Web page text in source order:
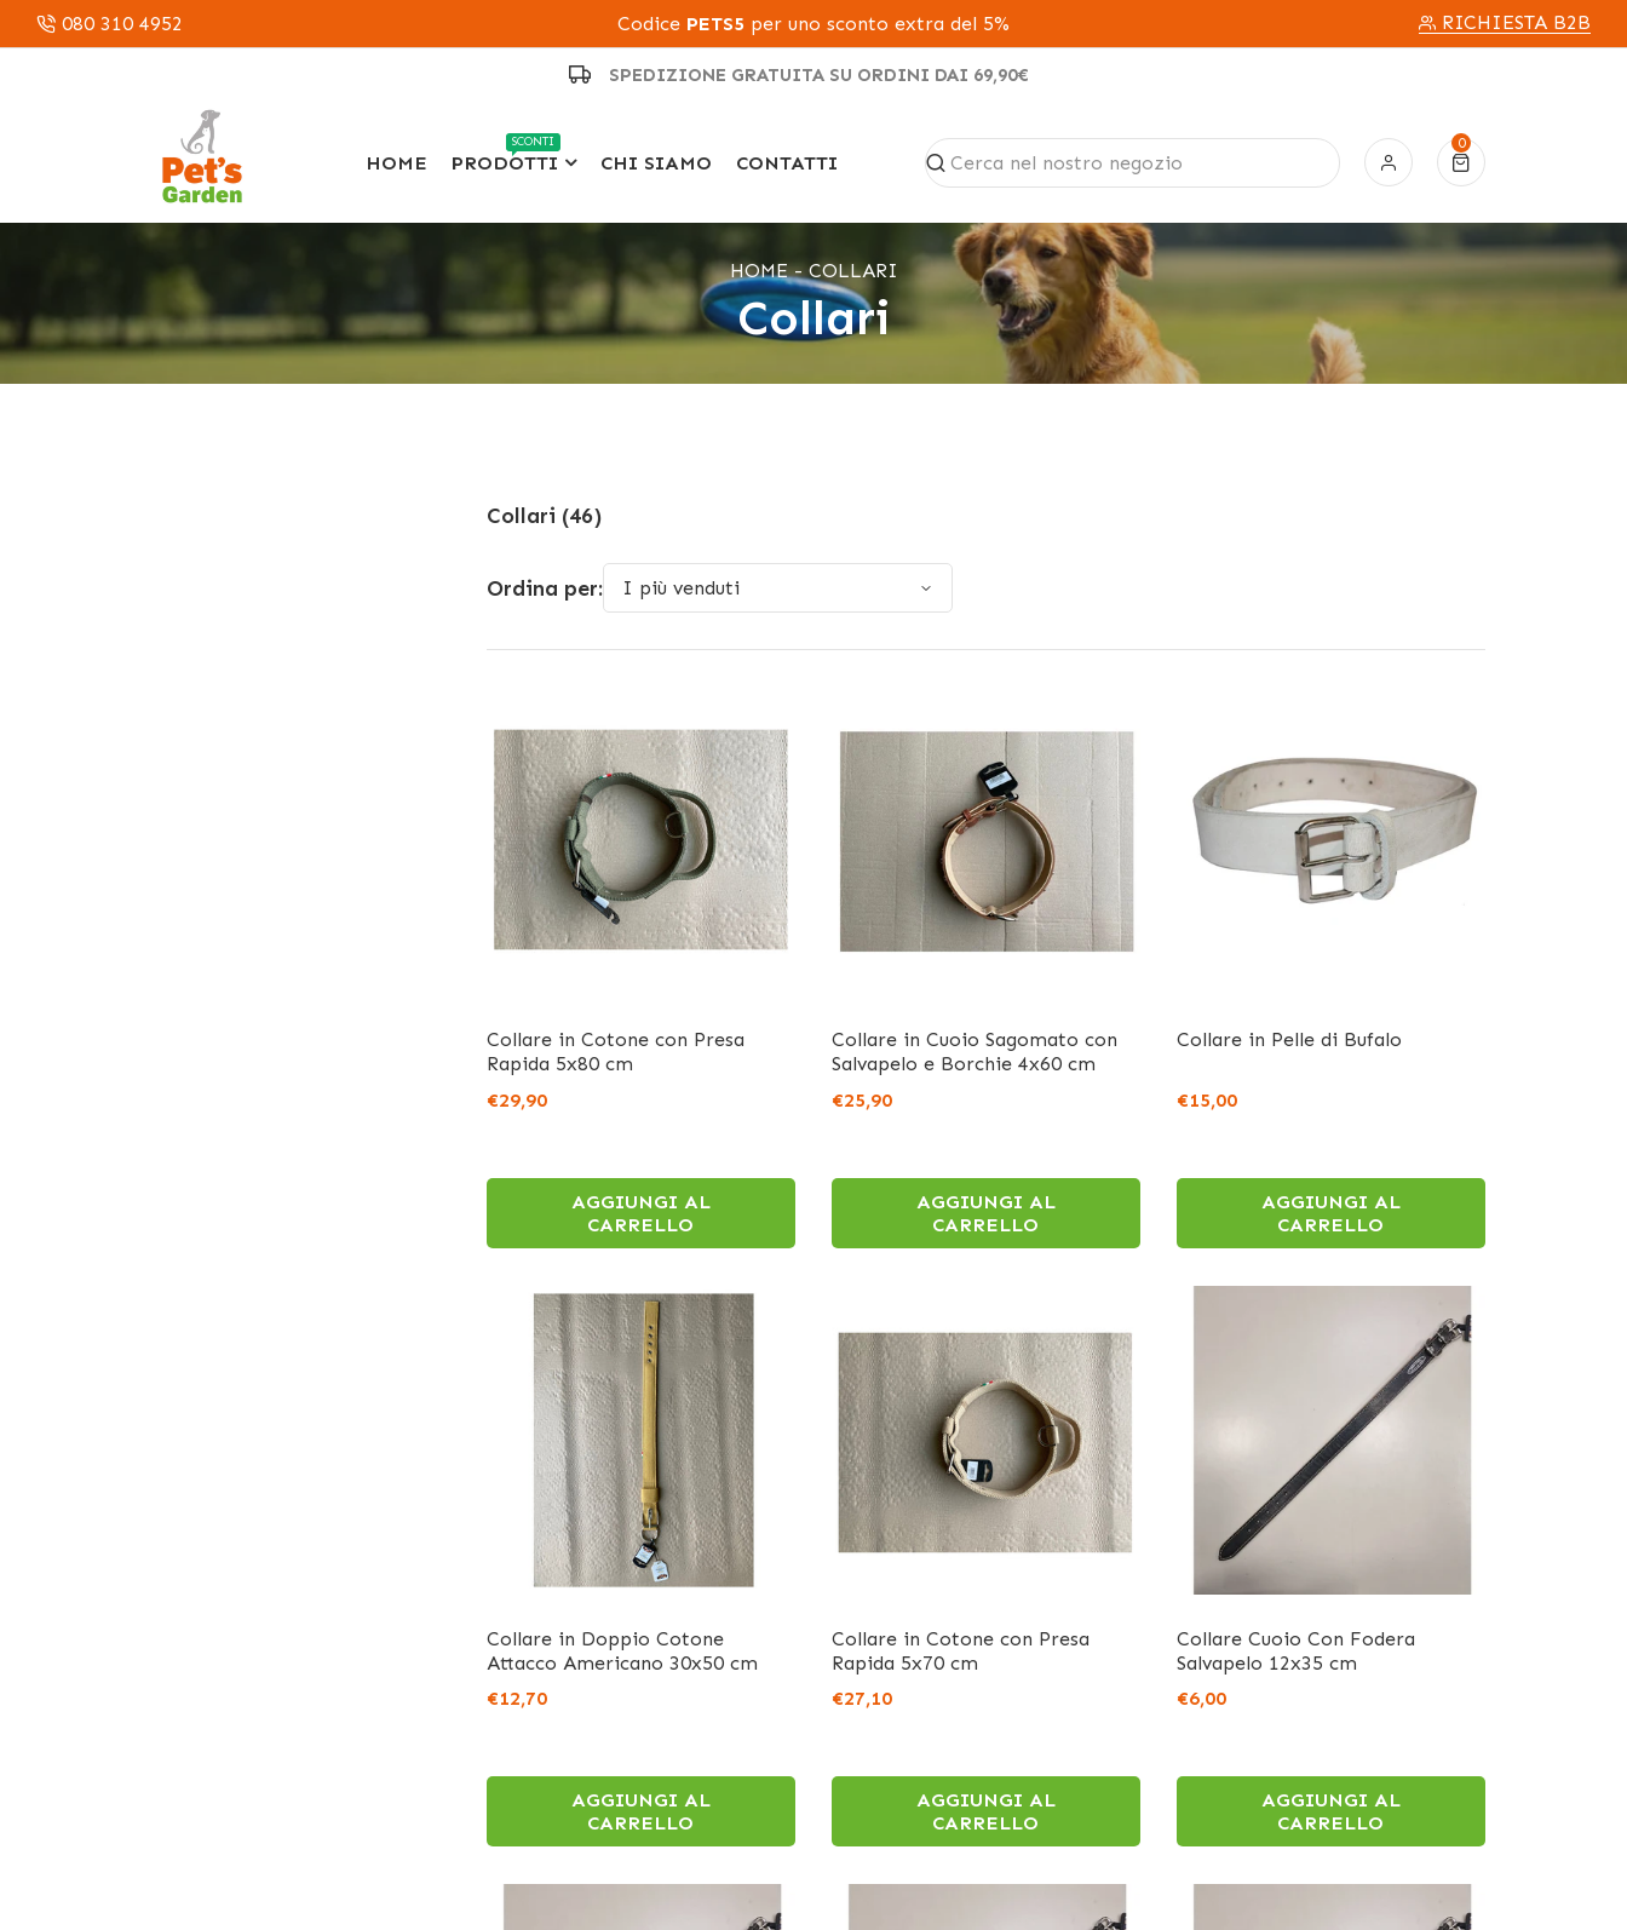
080 310 4952 Codice PETS5 per uno sconto extra del 5% RICHIESTA B2B
SPEDIZIONE GRATUITA SU ORDINI DAI 69,90€
HOME PRODOTTI
SCONTI
CHI SIAMO CONTATTI
0
0 elementi
HOME COLLARI
Collari
Collari (46)
Ordina per:
Collare in Cotone con Presa
Rapida 5x80 cm
€29,90
AGGIUNGI AL
CARRELLO
Collare in Cuoio Sagomato con
Salvapelo e Borchie 4x60 cm
€25,90
AGGIUNGI AL
CARRELLO
Collare in Pelle di Bufalo
€15,00
AGGIUNGI AL
CARRELLO
Collare in Doppio Cotone
Attacco Americano 30x50 cm
€12,70
AGGIUNGI AL
CARRELLO
Collare in Cotone con Presa
Rapida 5x70 cm
€27,10
AGGIUNGI AL
CARRELLO
Collare Cuoio Con Fodera
Salvapelo 12x35 cm
€6,00
AGGIUNGI AL
CARRELLO